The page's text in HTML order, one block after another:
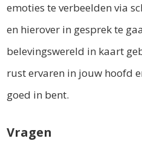
emoties te verbeelden via
en hierover in gesprek te
belevingswereld in kaart
rust ervaren in jouw hoofd
goed in bent.
Vragen